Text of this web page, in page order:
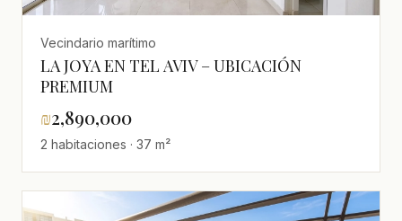
Vecindario marítimo
LA JOYA EN TEL AVIV – UBICACIÓN
PREMIUM
₪2,890,000
2 habitaciones · 37 m²